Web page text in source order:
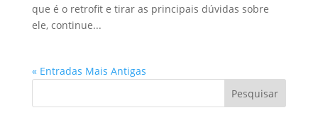
que é o retrofit e tirar as principais dúvidas sobre
ele, continue...
« Entradas Mais Antigas
Pesquisar